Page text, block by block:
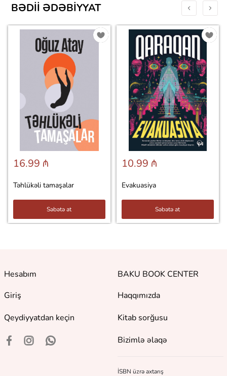
BƏDII ƏDƏBIYYAT
16.99 ₼
Təhlükəli tamaşalar
Səbətə at
10.99 ₼
Evakuasiya
Səbətə at
Hesabım
Giriş
Qeydiyyatdan keçin
BAKU BOOK CENTER
Haqqımızda
Kitab sorğusu
Bizimlə əlaqə
İSBN üzrə axtarış